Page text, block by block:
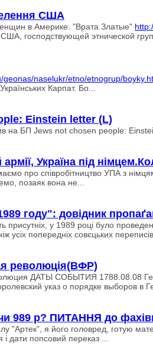
США
в Америке. "Врата Златые"
господствующей этнической
geonas/naselukr/etno/etnogrup/
Карпат. Бо...
Einstein letter (L)
на БП Jews not chosen people:
армії, Україна під
про співробітництво УПА з
позаяк вона не...
году": довідник
присутніх, у 1989 році було
усіх попередніх совєцьких
революція(ВФР)
ДАТЫ СОБЫТИЯ 1788.08.08
указ о порядке выборов в
989 р? ПИТАННЯ до
"Артек", я його головред, готую
дати попсовий переказ ...